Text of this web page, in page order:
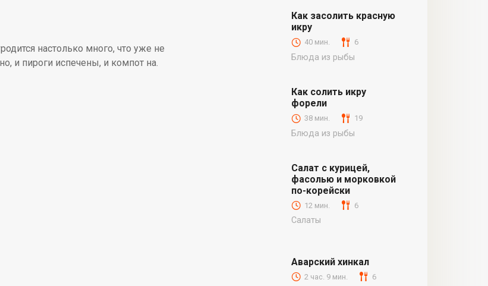
настолько много, что уже не
и пироги испечены, и компот на.
Как засолить красную
икру
40 мин. 6
Блюда из рыбы
Как солить икру
форели
38 мин. 19
Блюда из рыбы
Салат с курицей,
фасолью и морковкой
по-корейски
12 мин. 6
Салаты
Аварский хинкал
2 час. 9 мин. 6